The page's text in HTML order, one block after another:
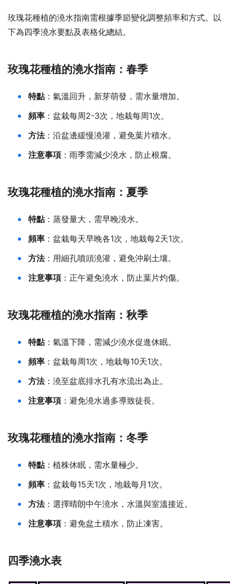
玫瑰花種植的澆水指南需根據季節變化調整頻率和方式。以
下為四季澆水要點及表格化總結。
玫瑰花種植的澆水指南：春季
特點：氣溫回升，新芽萌發，需水量增加。
頻率 ：盆栽每周2-3次，地栽每周1次。
方法：沿盆邊緩慢澆灌，避免葉片積水。
注意事項 ：雨季需減少澆水，防止根腐。
玫瑰花種植的澆水指南：夏季
特點：蒸發量大，需早晚澆水。
頻率 ：盆栽每天早晚各1次，地栽每2天1次。
方法：用細孔噴頭澆灌，避免沖刷土壤。
注意事項 ：正午避免澆水，防止葉片灼傷。
玫瑰花種植的澆水指南：秋季
特點：氣溫下降，需減少澆水促進休眠。
頻率 ：盆栽每周1次，地栽每10天1次。
方法：澆至盆底排水孔有水流出為止。
注意事項 ：避免澆水過多導致徒長。
玫瑰花種植的澆水指南：冬季
特點：植株休眠，需水量極少。
頻率 ：盆栽每15天1次，地栽每月1次。
方法：選擇晴朗中午澆水，水溫與室溫接近。
注意事項 ：避免盆土積水，防止凍害。
四季澆水表